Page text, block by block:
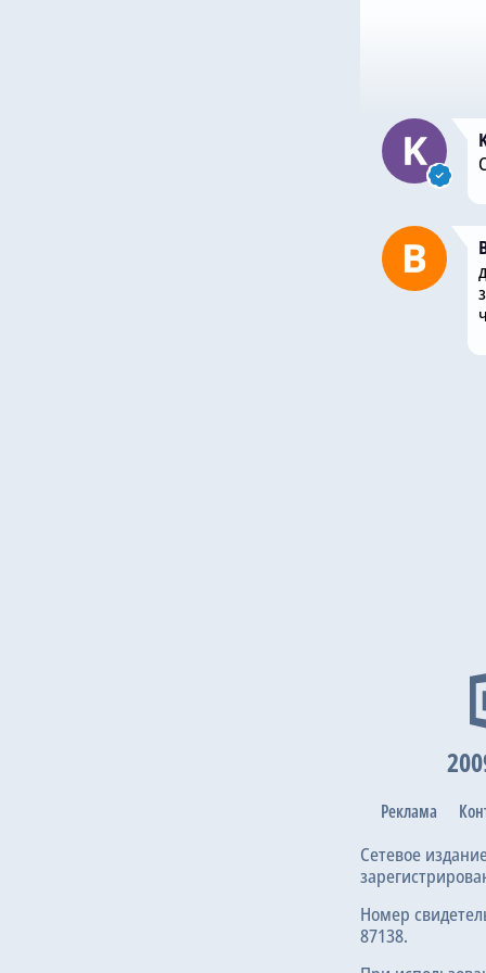
Реклама
Сетевое
Номер
87138.